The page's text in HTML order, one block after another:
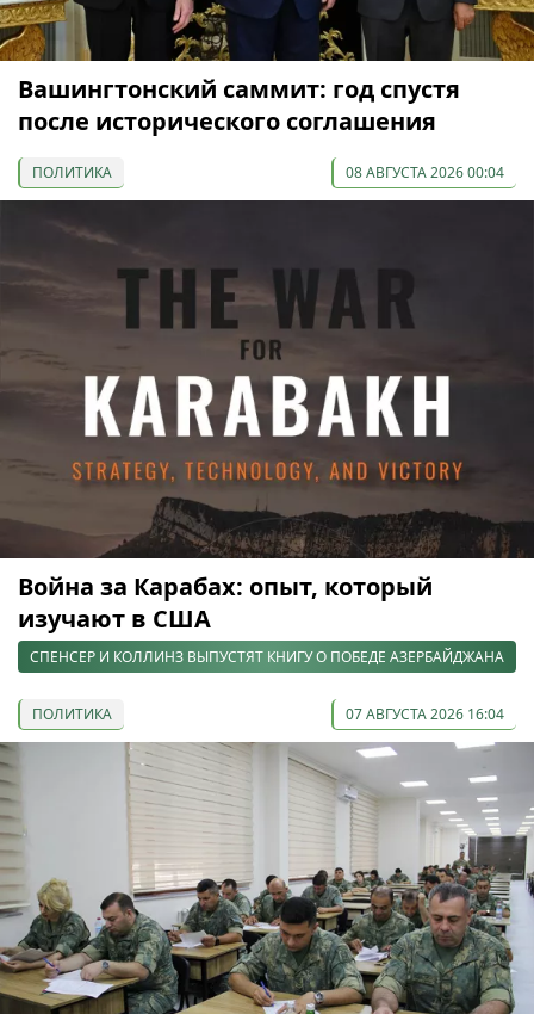
Вашингтонский саммит: год спустя
после исторического соглашения
ПОЛИТИКА 08 АВГУСТА 2026 00:04
Война за Карабах: опыт, который
изучают в США
СПЕНСЕР И КОЛЛИНЗ ВЫПУСТЯТ КНИГУ О ПОБЕДЕ АЗЕРБАЙДЖАНА
ПОЛИТИКА 07 АВГУСТА 2026 16:04